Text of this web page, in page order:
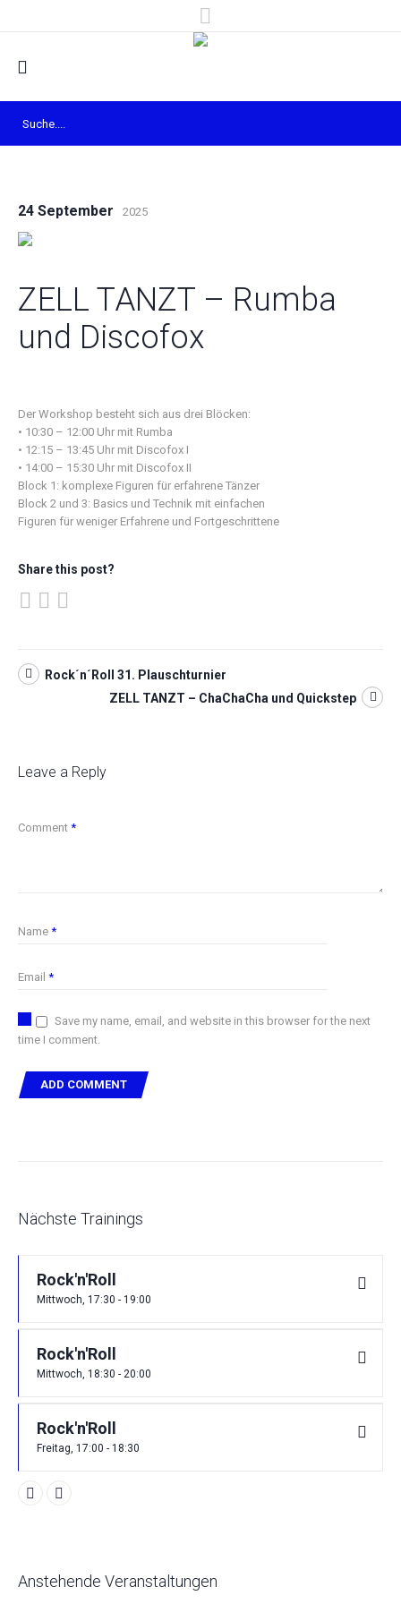
24 September 2025
ZELL TANZT – Rumba
und Discofox
Der Workshop besteht sich aus drei Blöcken:
• 10:30 – 12:00 Uhr mit Rumba
• 12:15 – 13:45 Uhr mit Discofox I
• 14:00 – 15:30 Uhr mit Discofox II
Block 1: komplexe Figuren für erfahrene Tänzer
Block 2 und 3: Basics und Technik mit einfachen
Figuren für weniger Erfahrene und Fortgeschrittene
Share this post?
Rock´n´Roll 31. Plauschturnier
ZELL TANZT – ChaChaCha und Quickstep
Leave a Reply
Comment *
Name *
Email *
Save my name, email, and website in this browser for the next
time I comment.
Nächste Trainings
Rock'n'Roll
Mittwoch, 17:30 - 19:00
Rock'n'Roll
Mittwoch, 18:30 - 20:00
Rock'n'Roll
Freitag, 17:00 - 18:30
Anstehende Veranstaltungen